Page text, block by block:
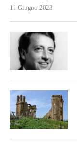
11 Giugno 2023